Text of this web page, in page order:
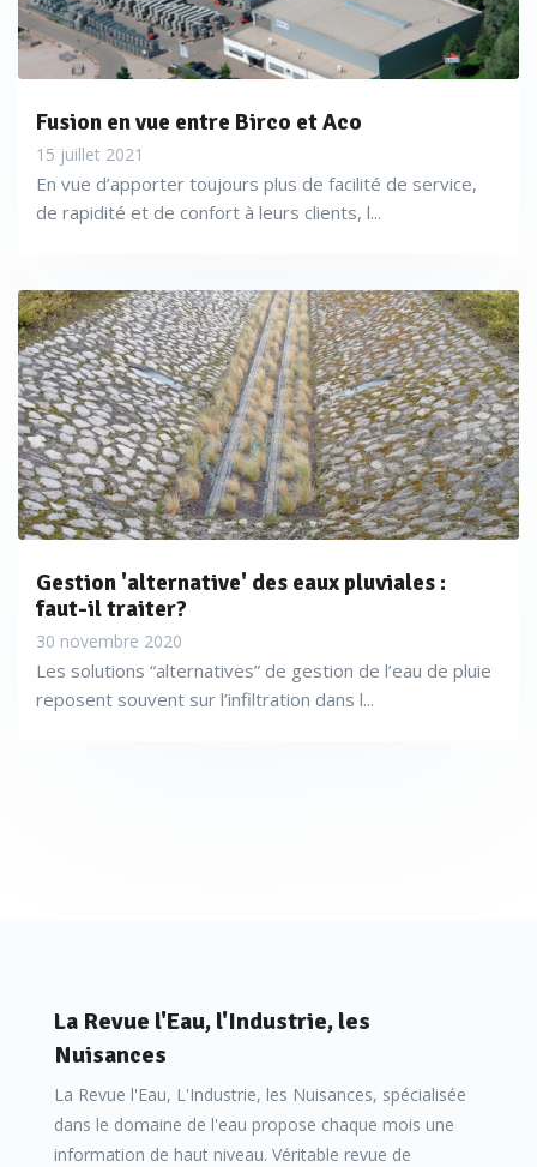
Fusion en vue entre Birco et Aco
15 juillet 2021
En vue d’apporter toujours plus de facilité de service,
de rapidité et de confort à leurs clients, l...
Gestion 'alternative' des eaux pluviales :
faut-il traiter?
30 novembre 2020
Les solutions “alternatives” de gestion de l’eau de pluie
reposent souvent sur l’infiltration dans l...
La Revue l'Eau, l'Industrie, les
Nuisances
La Revue l'Eau, L'Industrie, les Nuisances, spécialisée
dans le domaine de l'eau propose chaque mois une
information de haut niveau. Véritable revue de